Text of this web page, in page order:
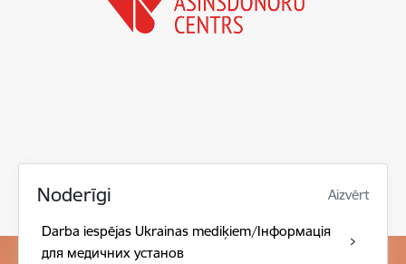
Noderīgi Aizvērt
Darba iespējas Ukrainas mediķiem/Інформація
для медичних установ